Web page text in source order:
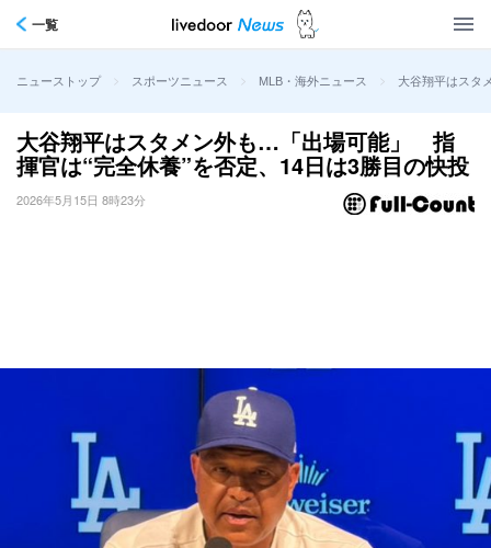
一覧
ニューストップ > スポーツニュース > MLB・海外ニュース > 大谷翔平はスタ
大谷翔平はスタメン外も…「出場可能」 指
揮官は“完全休養”を否定、14日は3勝目の快投
2026年5月15日 8時23分